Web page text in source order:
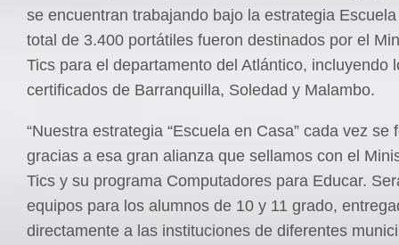
se encuentran trabajando bajo la estrategia
total de 3.400 portátiles fueron destinados por el
Tics para el departamento del Atlántico, incluyendo
certificados de Barranquilla, Soledad y Malambo.
“Nuestra estrategia “Escuela en Casa” cada vez se
gracias a esa gran alianza que sellamos con el
Tics y su programa Computadores para Educar.
equipos para los alumnos de 10 y 11 grado,
directamente a las instituciones de diferentes